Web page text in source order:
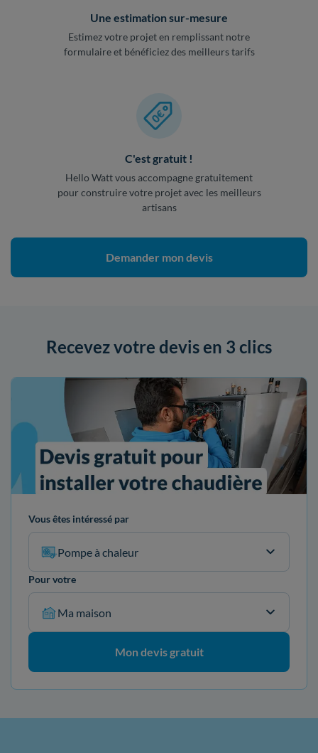
Une estimation sur-mesure
Estimez votre projet en remplissant notre
formulaire et bénéficiez des meilleurs tarifs
C'est gratuit !
Hello Watt vous accompagne gratuitement
pour construire votre projet avec les meilleurs
artisans
Demander mon devis
Recevez votre devis en 3 clics
Vous êtes intéressé par
Pompe à chaleur
Pour votre
Ma maison
Mon devis gratuit